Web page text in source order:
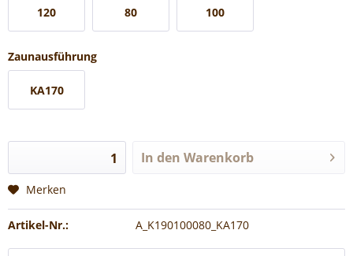
120 80 100
Zaunausführung
KA170
In den Warenkorb
Merken
Artikel-Nr.: A_K190100080_KA170